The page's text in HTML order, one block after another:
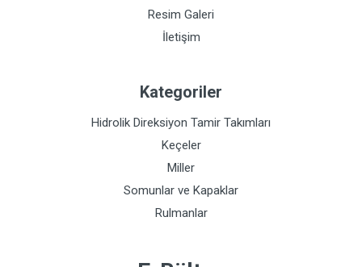
Resim Galeri
İletişim
Kategoriler
Hidrolik Direksiyon Tamir Takımları
Keçeler
Miller
Somunlar ve Kapaklar
Rulmanlar